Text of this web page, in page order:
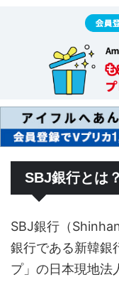
SBJ銀行とは？
SBJ銀行（
銀行である新韓銀
プ」の日本現地法